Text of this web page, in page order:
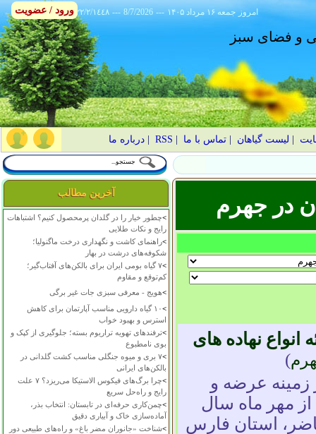
٢٢/٢/١٤٤٨ --- 8/7/2026 --- ۱۴۰۵ جمعه ۱۶ مرداد امروز
و فضای سبز
لیست گیاهان |تماس با ما RSS
|درباره ما
آخرین مطالب
>چطور خیار را در گلدان پرمحصول کنیم؟ اشتباهات
رایج و نکات طلایی
>راهنمای کاشت و نگهداری درخت ماگنولیا؛
شکوفه‌های درشت در بهار
>
۷ گیاه بومی ایران برای بالکن‌های آفتاب‌گیر؛
کم‌توقع و مقاوم
>هویج - معرفی سبزی جات غیر برگی
>
۱۰ گیاه دارویی مناسب آپارتمان برای کاهش
استرس و بهبود خواب
>ترفندهای تهویه تراریوم بسته؛ جلوگیری از کپک و
بوی نامطبوع
>
۷ بری و میوه جنگلی مناسب کشت گلدانی در
بالکن‌های ایرانی
>
چرا برگ‌های فیکوس الاستیکا می‌ریزد؟ ۷ علت
رایج و راه‌حل سریع
>چمن‌کاری حرفه‌ای در تابستان: انتخاب بذر،
آماده‌سازی خاک و آبیاری دقیق
>شناخت «جانوران مضر باغ» و راه‌های طبیعی دور
در جهرم
نهاده های
)
زمینه عرضه و
مهر ماه سال
حاضر، استان فارس
ورود / عضویت